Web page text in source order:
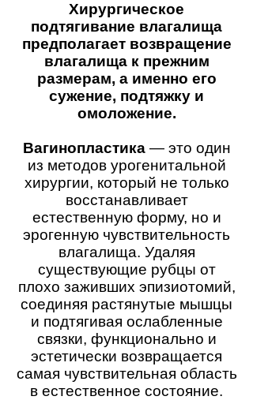
Хирургическое
подтягивание влагалища
предполагает возвращение
влагалища к прежним
размерам, а именно его
сужение, подтяжку и
омоложение.
Вагинопластика— это один
из методов урогенитальной
хирургии, который не только
восстанавливает
естественную форму, но и
эрогенную чувствительность
влагалища. Удаляя
существующие рубцы от
плохо заживших эпизиотомий,
соединяя растянутые мышцы
и подтягивая ослабленные
связки, функционально и
эстетически возвращается
самая чувствительная область
в естественное состояние.